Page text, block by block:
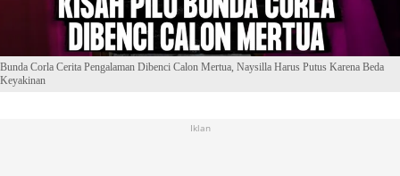
Bunda Corla Cerita Pengalaman Dibenci Calon Mertua, Naysilla Harus Putus Karena Beda
Keyakinan
Iklan